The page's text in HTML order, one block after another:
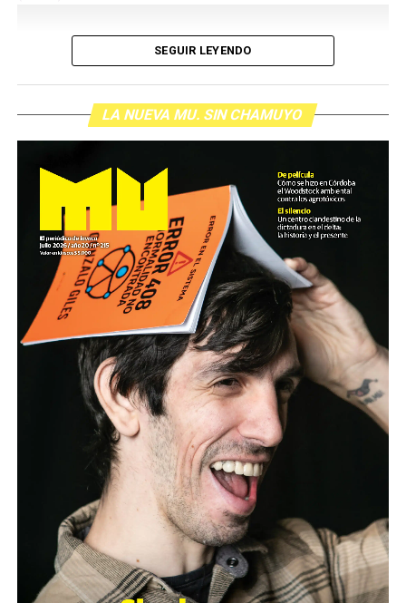
SEGUIR LEYENDO
LA NUEVA MU. SIN CHAMUYO